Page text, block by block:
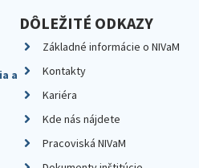
a
DÔLEŽITÉ ODKAZY
Základné informácie o NIVaM
Kontakty
Kariéra
Kde nás nájdete
Pracoviská NIVaM